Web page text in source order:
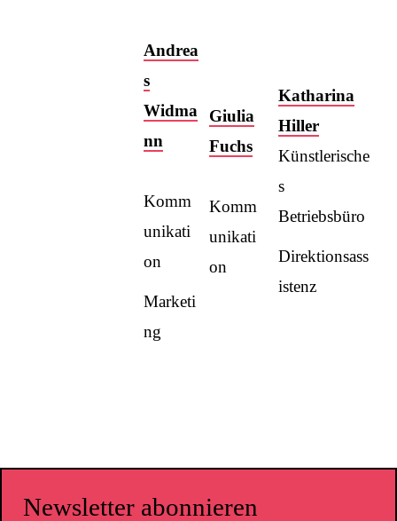
Andrea
s
Widma
nn
Komm
unikati
on
Marketi
ng
Giulia
Fuchs
Komm
unikati
on
Katharina
Hiller
Künstlerische
s
Betriebsbüro
Direktionsass
istenz
Newsletter abonnieren